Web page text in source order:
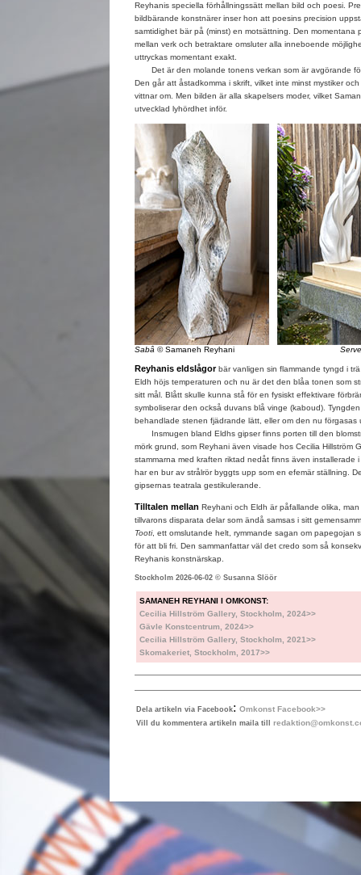
Reyhanis speciella förhållningssätt mellan bild och poesi.
bildbärande konstnärer inser hon att poesins precision
samtidighet bär på (minst) en motsättning. Den momentana
mellan verk och betraktare omsluter alla inneboende
uttryckas momentant exakt.
Det är den molande tonens verkan som är avgörande
Den går att åstadkomma i skrift, vilket inte minst mystiker
vittnar om. Men bilden är alla skapelsers moder, vilket
utvecklad lyhördhet inför.
Sabâ © Samaneh Reyhani
Reyhanis eldslågorbär vanligen sin flammande tyngd i
Eldh höjs temperaturen och nu är det den blåa tonen som
sitt mål. Blått skulle kunna stå för en fysiskt effektivare
symboliserar den också duvans blå vinge (kaboud).
behandlade stenen fjädrande lätt, eller om den nu förgasas
Insmugen bland Eldhs gipser finns porten till den
mörk grund, som Reyhani även visade hos Cecilia Hillström
stammarna med kraften riktad nedåt finns även installerade
har en bur av strålrör byggts upp som en efemär ställning.
gipsernas teatrala gestikulerande.
Tilltalen mellan Reyhani och Eldh är påfallande olika,
tillvarons disparata delar som ändå samsas i sitt
Tooti, ett omslutande helt, rymmande sagan om papegojan
för att bli fri. Den sammanfattar väl det credo som så
Reyhanis konstnärskap.
Stockholm 2026-06-02 © Susanna Slöör
SAMANEH REYHANI I OMKONST:
Cecilia Hillström Gallery, Stockholm, 2024>>
Gävle Konstcentrum, 2024>>
Cecilia Hillström Gallery, Stockholm, 2021>>
Skomakeriet, Stockholm, 2017>>
Dela artikeln via Facebook: Omkonst Facebook>>
Vill du kommentera artikeln maila till